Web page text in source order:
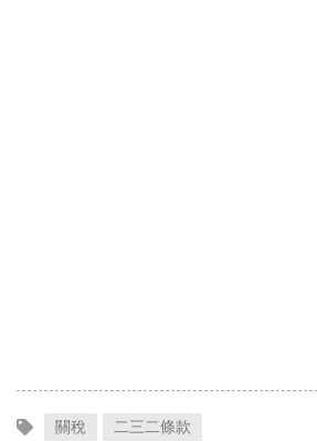
關稅 二三二條款